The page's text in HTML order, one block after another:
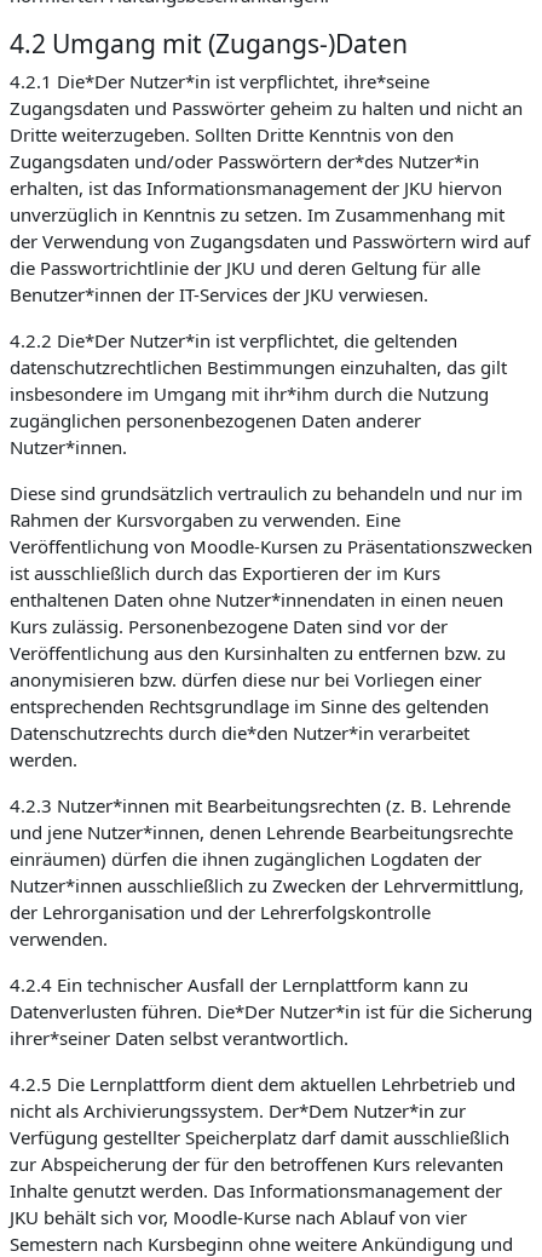
4.2 Umgang mit (Zugangs-)Daten
4.2.1 Die*Der Nutzer*in ist verpflichtet, ihre*seine
Zugangsdaten und Passwörter geheim zu halten und nicht an
Dritte weiterzugeben. Sollten Dritte Kenntnis von den
Zugangsdaten und/oder Passwörtern der*des Nutzer*in
erhalten, ist das Informationsmanagement der JKU hiervon
unverzüglich in Kenntnis zu setzen. Im Zusammenhang mit
der Verwendung von Zugangsdaten und Passwörtern wird auf
die Passwortrichtlinie der JKU und deren Geltung für alle
Benutzer*innen der IT-Services der JKU verwiesen.
4.2.2 Die*Der Nutzer*in ist verpflichtet, die geltenden
datenschutzrechtlichen Bestimmungen einzuhalten, das gilt
insbesondere im Umgang mit ihr*ihm durch die Nutzung
zugänglichen personenbezogenen Daten anderer
Nutzer*innen.
Diese sind grundsätzlich vertraulich zu behandeln und nur im
Rahmen der Kursvorgaben zu verwenden. Eine
Veröffentlichung von Moodle-Kursen zu Präsentationszwecken
ist ausschließlich durch das Exportieren der im Kurs
enthaltenen Daten ohne Nutzer*innendaten in einen neuen
Kurs zulässig. Personenbezogene Daten sind vor der
Veröffentlichung aus den Kursinhalten zu entfernen bzw. zu
anonymisieren bzw. dürfen diese nur bei Vorliegen einer
entsprechenden Rechtsgrundlage im Sinne des geltenden
Datenschutzrechts durch die*den Nutzer*in verarbeitet
werden.
4.2.3 Nutzer*innen mit Bearbeitungsrechten (z. B. Lehrende
und jene Nutzer*innen, denen Lehrende Bearbeitungsrechte
einräumen) dürfen die ihnen zugänglichen Logdaten der
Nutzer*innen ausschließlich zu Zwecken der Lehrvermittlung,
der Lehrorganisation und der Lehrerfolgskontrolle
verwenden.
4.2.4 Ein technischer Ausfall der Lernplattform kann zu
Datenverlusten führen. Die*Der Nutzer*in ist für die Sicherung
ihrer*seiner Daten selbst verantwortlich.
4.2.5 Die Lernplattform dient dem aktuellen Lehrbetrieb und
nicht als Archivierungssystem. Der*Dem Nutzer*in zur
Verfügung gestellter Speicherplatz darf damit ausschließlich
zur Abspeicherung der für den betroffenen Kurs relevanten
Inhalte genutzt werden. Das Informationsmanagement der
JKU behält sich vor, Moodle-Kurse nach Ablauf von vier
Semestern nach Kursbeginn ohne weitere Ankündigung und